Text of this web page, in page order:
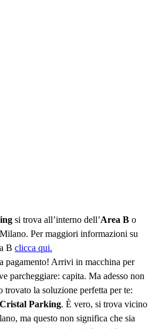
si trova all’interno dell’Area B o
Per maggiori informazioni su
B clicca qui.
pagamento! Arrivi in macchina per
parcheggiare: capita. Ma adesso non
trovato la soluzione perfetta per te:
Cristal Parking. È vero, si trova vicino
ma questo non significa che sia